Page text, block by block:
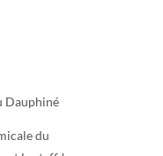
Dauphiné
du